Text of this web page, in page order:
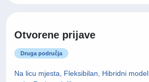
Otvorene prijave
Druga područja
Na licu mjesta, Fleksibilan, Hibridni model